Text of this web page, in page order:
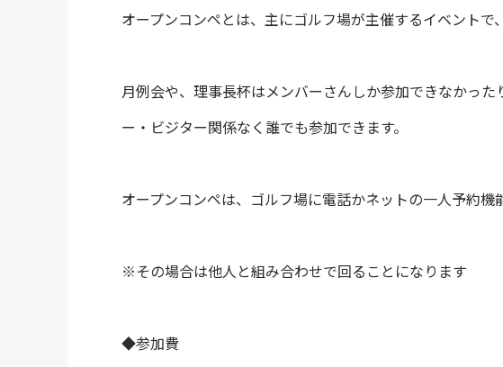
オープンコンペとは、主にゴルフ場が主催するイベントで
月例会や、理事長杯はメンバーさんしか参加できなかっ
ー・ビジター関係なく誰でも参加できます。
オープンコンペは、ゴルフ場に電話かネットの一人予約機
※その場合は他人と組み合わせで回ることになります
◆参加費